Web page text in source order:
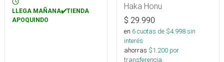
LLEGA MAÑANA✔️TIENDA
APOQUINDO
Haka Honu
$ 29.990
en 6cuotas de $4.998sin
interés
ahorras $1.200 por
transferencia.